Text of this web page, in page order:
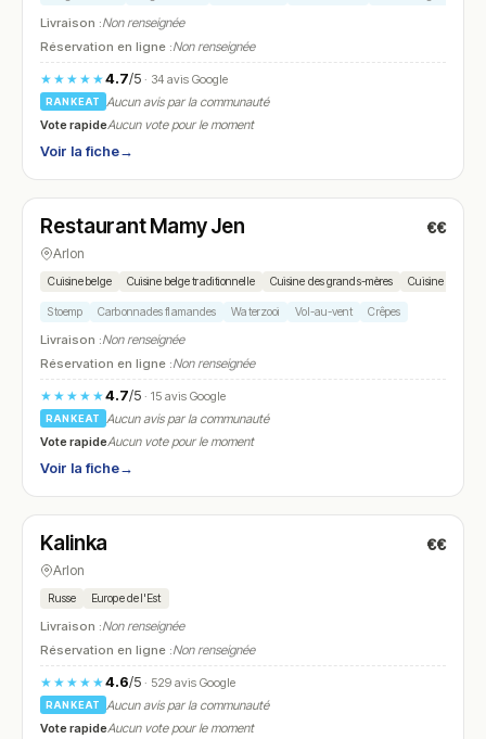
Livraison :Non renseignée
Réservation en ligne :Non renseignée
★★★★★4.7/5· 34 avis Google
RANKEAT
Aucun avis par la communauté
Vote rapideAucun vote pour le moment
Voir la fiche→
N° 17
Restaurant Mamy Jen €€
Arlon
Cuisine belge Cuisine belge traditionnelle Cuisine des grands-mères Cuisine maison
Stoemp Carbonnades flamandes Waterzooi Vol-au-vent Crêpes
Livraison :Non renseignée
Réservation en ligne :Non renseignée
★★★★★4.7/5· 15 avis Google
RANKEAT
Aucun avis par la communauté
Vote rapideAucun vote pour le moment
Voir la fiche→
N° 18
Kalinka €€
Arlon
Russe Europe de l'Est
Livraison :Non renseignée
Réservation en ligne :Non renseignée
★★★★★4.6/5· 529 avis Google
RANKEAT
Aucun avis par la communauté
Vote rapideAucun vote pour le moment